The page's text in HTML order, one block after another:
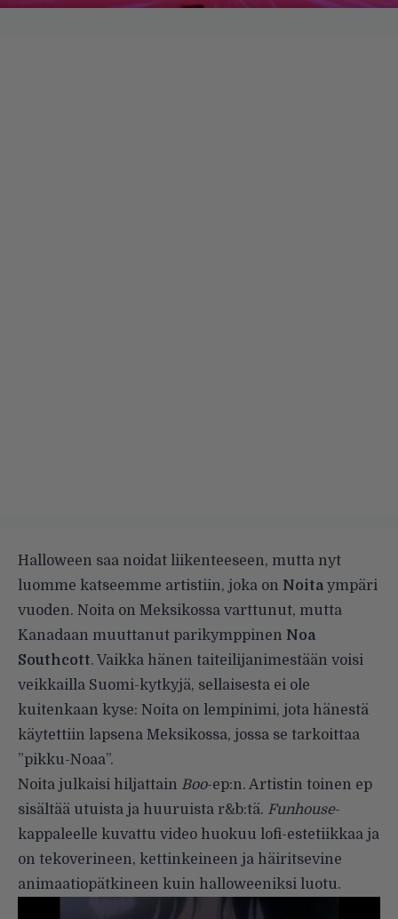
Halloween saa noidat liikenteeseen, mutta nyt
luomme katseemme artistiin, joka on Noitaympäri
vuoden. Noita on Meksikossa varttunut, mutta
Kanadaan muuttanut parikymppinen Noa
Southcott. Vaikka hänen taiteilijanimestään voisi
veikkailla Suomi-kytkyjä, sellaisesta ei ole
kuitenkaan kyse: Noita on lempinimi, jota hänestä
käytettiin lapsena Meksikossa, jossa se tarkoittaa
”pikku-Noaa”.
Noita julkaisi hiljattain Boo-ep:n. Artistin toinen ep
sisältää utuista ja huuruista r&b:tä. Funhouse-
kappaleelle kuvattu video huokuu lofi-estetiikkaa ja
on tekoverineen, kettinkeineen ja häiritsevine
animaatiopätkineen kuin halloweeniksi luotu.